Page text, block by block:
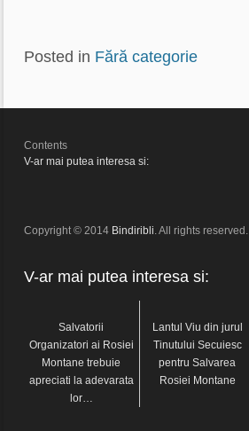
Posted in Fără categorie
Contents
V-ar mai putea interesa si:
Copyright © 2014 Bindiribli. All rights reserved.
V-ar mai putea interesa si:
Salvatorii
Organizatori ai Rosiei
Montane trebuie
apreciati la adevarata
lor…
Lantul Viu din jurul
Tinutului Secuiesc
pentru Salvarea
Rosiei Montane